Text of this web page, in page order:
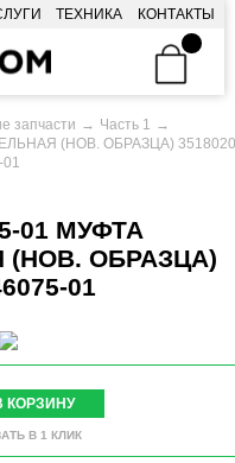
ТЕХНИКА КОНТАКТЫ
запчасти
Часть 1
(НОВ. ОБРАЗЦА)
01 МУФТА
ОБРАЗЦА)
01
КОРЗИНУ
В 1 КЛИК